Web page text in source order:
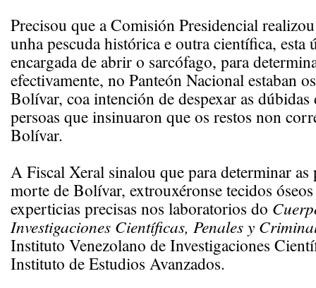
Precisou que a Comisión Presidencial
unha pescuda histórica e outra científica, esta
encargada de abrir o sarcófago, para
efectivamente, no Panteón Nacional estaban
Bolívar, coa intención de despexar as dúbidas
persoas que insinuaron que os restos non
Bolívar.
A Fiscal Xeral sinalou que para determinar as
morte de Bolívar, extrouxéronse tecidos
experticias precisas nos laboratorios do
Investigaciones Científicas, Penales y
Instituto Venezolano de Investigaciones
Instituto de Estudios Avanzados.